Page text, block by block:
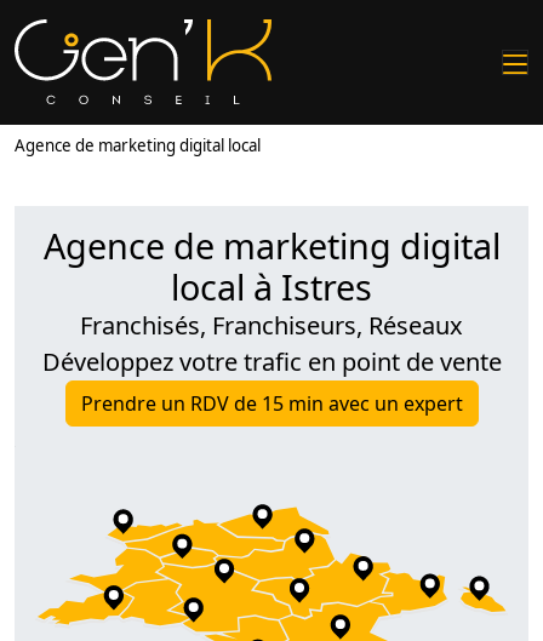
Agence de marketing digital local
Agence de marketing digital
local à Istres
Franchisés, Franchiseurs, Réseaux
Développez votre trafic en point de vente
Prendre un RDV de 15 min avec un expert